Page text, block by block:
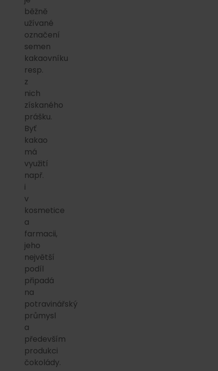
běžně
užívané
označení
semen
kakaovníku
resp.
z
nich
získaného
prášku.
Byť
kakao
má
využití
např.
i
v
kosmetice
a
farmacii,
jeho
největší
podíl
připadá
na
potravinářský
průmysl
a
především
produkci
čokolády.